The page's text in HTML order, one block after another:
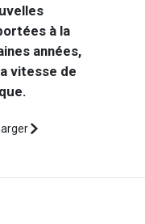
à la
années,
vitesse de